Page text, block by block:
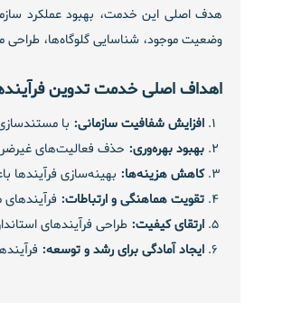
هدف اصلی این خدمت، بهبود عملکرد
وضعیت موجود، شناسایی گلوگاه‌ها، طراحی
اهداف اصلی خدمت تدوین
افزایش شفافیت سازمانی: با
بهبود بهره‌وری: حذف فعالیت‌های
کاهش هزینه‌ها: بهینه‌سازی
تقویت هماهنگی و ارتباطات:
ارتقای کیفیت: طراحی فرآیندهای
ایجاد آمادگی برای رشد و توسعه: